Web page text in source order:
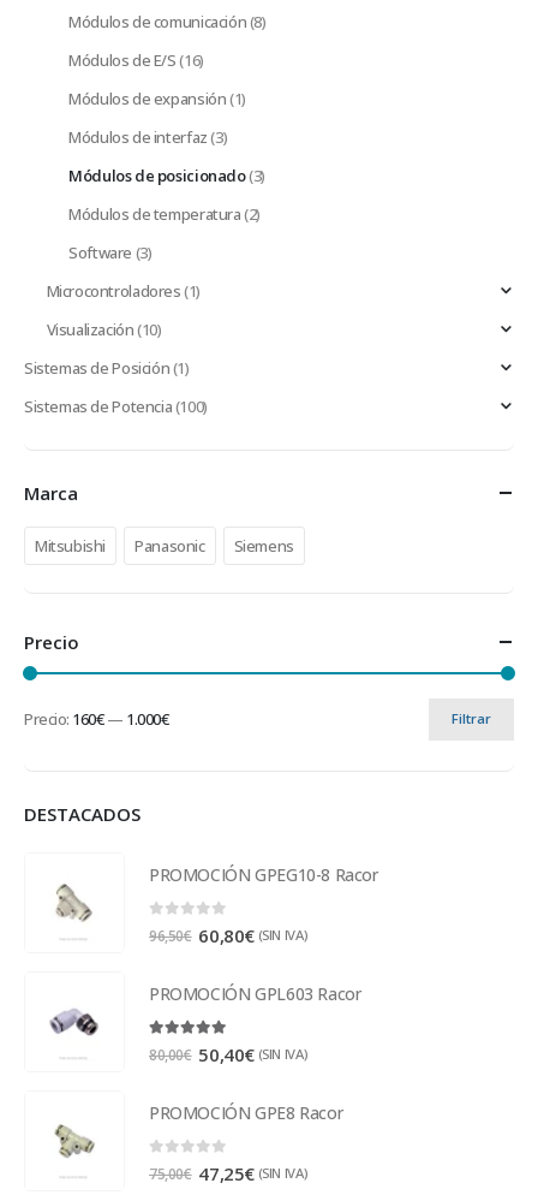
Módulos de comunicación(8)
Módulos de E/S(16)
Módulos de expansión(1)
Módulos de interfaz(3)
Módulos de posicionado(3)
Módulos de temperatura(2)
Software (3)
Microcontroladores(1)
Visualización(10)
Sistemas de Posición(1)
Sistemas de Potencia(100)
Marca
Mitsubishi Panasonic Siemens
Precio
Filtrar
Precio: 160€— 1.000€
DESTACADOS
PROMOCIÓN GPEG10-8 Racor
0 out of 5
96,50€ 60,80€ (SIN IVA)
PROMOCIÓN GPL603 Racor
80,00€ 50,40€ (SIN IVA)
PROMOCIÓN GPE8 Racor
75,00€ 47,25€ (SIN IVA)